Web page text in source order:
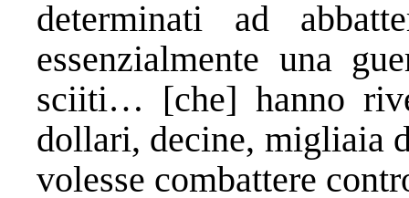
determinati ad
essenzialmente una
sciiti… [che] hanno
dollari, decine, migliaia
volesse combattere